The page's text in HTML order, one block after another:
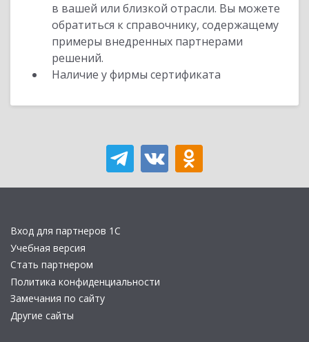
в вашей или близкой отрасли. Вы можете
обратиться к справочнику, содержащему
примеры внедренных партнерами
решений.
Наличие у фирмы сертификата
Вход для партнеров 1С
Учебная версия
Стать партнером
Политика конфиденциальности
Замечания по сайту
Другие сайты